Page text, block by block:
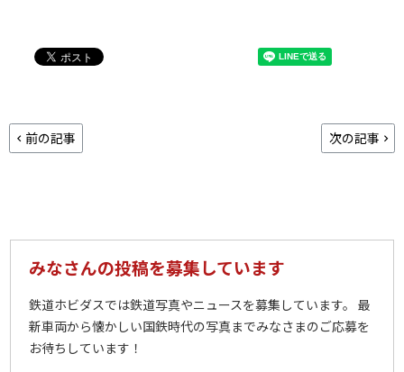
前の記事 次の記事
みなさんの投稿を募集しています
鉄道ホビダスでは鉄道写真やニュースを募集しています。 最
新車両から懐かしい国鉄時代の写真までみなさまのご応募を
お待ちしています！